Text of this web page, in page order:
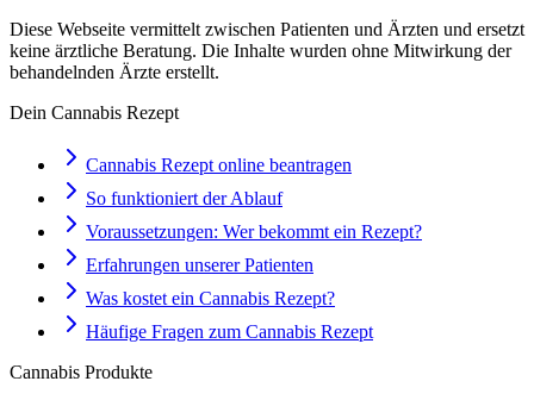
Diese Webseite vermittelt zwischen Patienten und Ärzten und ersetzt
keine ärztliche Beratung. Die Inhalte wurden ohne Mitwirkung der
behandelnden Ärzte erstellt.
Dein Cannabis Rezept
Cannabis Rezept online beantragen
So funktioniert der Ablauf
Voraussetzungen: Wer bekommt ein Rezept?
Erfahrungen unserer Patienten
Was kostet ein Cannabis Rezept?
Häufige Fragen zum Cannabis Rezept
Cannabis Produkte